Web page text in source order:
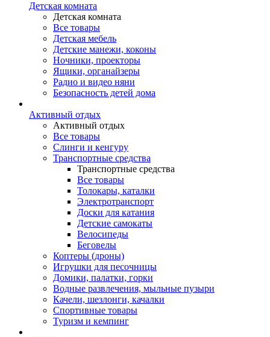
Детская комната
Детская комната
Все товары
Детская мебель
Детские манежи, коконы
Ночники, проекторы
Ящики, органайзеры
Радио и видео няни
Безопасность детей дома
Активный отдых
Активный отдых
Все товары
Слинги и кенгуру
Транспортные средства
Транспортные средства
Все товары
Толокары, каталки
Электротранспорт
Доски для катания
Детские самокаты
Велосипеды
Беговелы
Коптеры (дроны)
Игрушки для песочницы
Домики, палатки, горки
Водные развлечения, мыльные пузыри
Качели, шезлонги, качалки
Спортивные товары
Туризм и кемпинг